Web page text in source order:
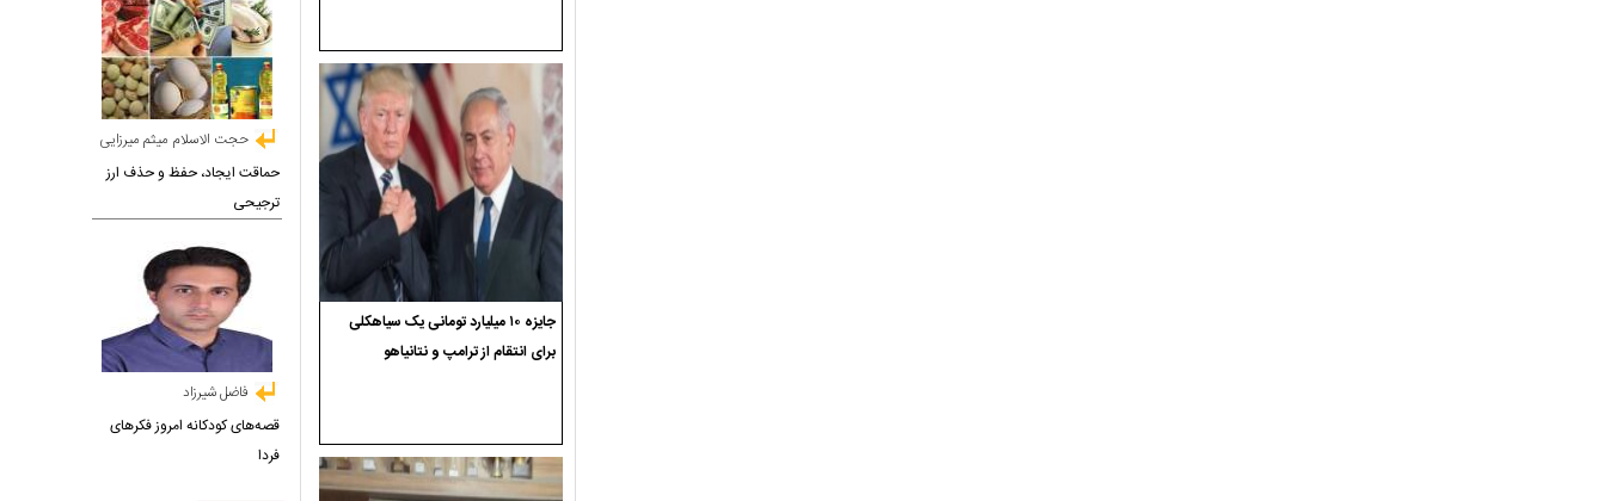
جایزه ۱۰ میلیارد تومانی یک سیاهکلی
برای انتقام از ترامپ و نتانیاهو
حجت الاسلام میثم میرزایی
حماقت ایجاد، حفظ و حذف ارز
ترجیحی
فاضل شیرزاد
قصه‌های کودکانه امروز فکرهای
فردا